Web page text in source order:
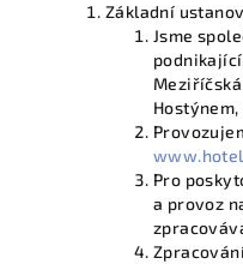
Základní
Jsme
Meziříčská
Hostýnem,
Pro
a provoz